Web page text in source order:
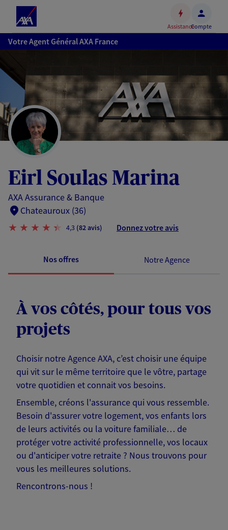
Accéder
au
Accéder
au
pied
de
page
AssistanceCompte
Votre Agent Général AXA France
Eirl Soulas Marina
AXA Assurance & Banque
Chateauroux (36)
4,3 (82 avis) Donnez votre avis
Nos offres Notre Agence
À vos côtés, pour tous vos
projets
Choisir notre Agence AXA, c’est choisir une équipe
qui vit sur le même territoire que le vôtre, partage
votre quotidien et connait vos besoins.
Ensemble, créons l'assurance qui vous ressemble.
Besoin d'assurer votre logement, vos enfants lors
de leurs activités ou la voiture familiale… de
protéger votre activité professionnelle, vos locaux
ou d'anticiper votre retraite ? Nous trouvons pour
vous les meilleures solutions.
Rencontrons-nous !